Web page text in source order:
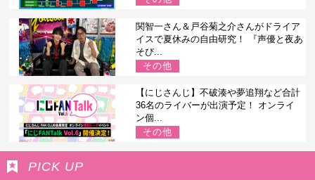
関智一さん＆戸谷菊之介さんがドライア
イスで夏休みの自由研究！ 『声優と夜あ
そび...
その他
【にじさんじ】不破湊や夢追翔など合計
36名のライバーが出演予定！ オンライ
ン個...
その他
PICK UP